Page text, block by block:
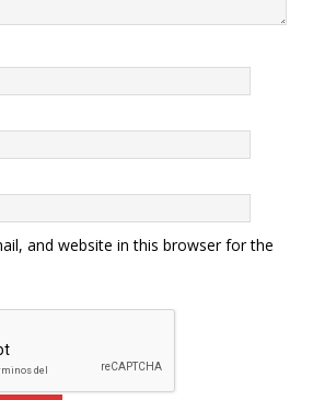
and website in this browser for the